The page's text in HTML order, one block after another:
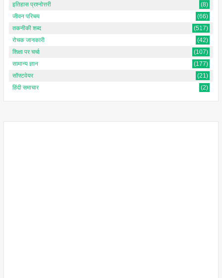
इतिहास प्रश्नोत्तरी
(8)
जीवन परिचय
(66)
तकनीकी शब्द
(517)
रोचक जानकारी
(42)
शिक्षा पर चर्चा
(107)
सामान्य ज्ञान
(177)
सॉफ्टवेयर
(21)
हिंदी समाचार
(2)